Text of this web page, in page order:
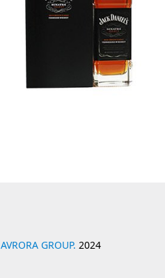
AVRORA GROUP. 2024